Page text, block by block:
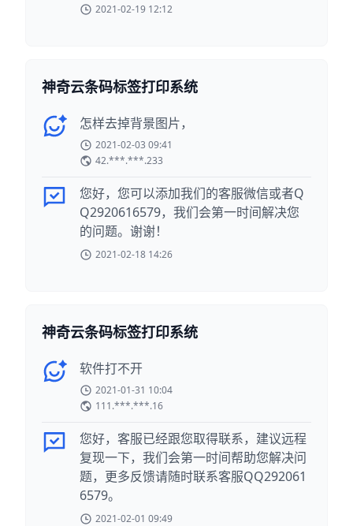
2021-02-19 12:12
神奇云条码标签打印系统
怎样去掉背景图片，
2021-02-03 09:41
42.***.***.233
您好，您可以添加我们的客服微信或者Q
Q2920616579，我们会第一时间解决您
的问题。谢谢！
2021-02-18 14:26
神奇云条码标签打印系统
软件打不开
2021-01-31 10:04
111.***.***.16
您好，客服已经跟您取得联系，建议远程
复现一下，我们会第一时间帮助您解决问
题，更多反馈请随时联系客服QQ292061
6579。
2021-02-01 09:49